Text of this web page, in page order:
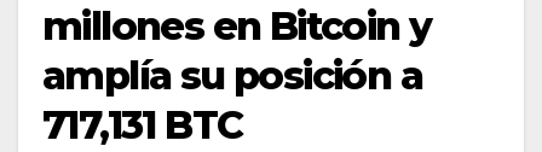
millones en Bitcoin y
amplía su posición a
717,131 BTC